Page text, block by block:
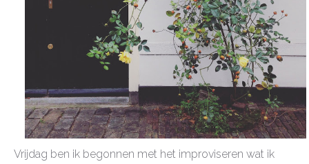
Vrijdag ben ik begonnen met het improviseren wat ik